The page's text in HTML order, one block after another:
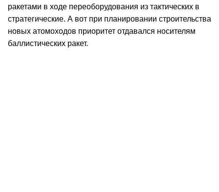
ракетами в ходе переоборудования из тактических в
стратегические. А вот при планировании строительства
новых атомоходов приоритет отдавался носителям
баллистических ракет.